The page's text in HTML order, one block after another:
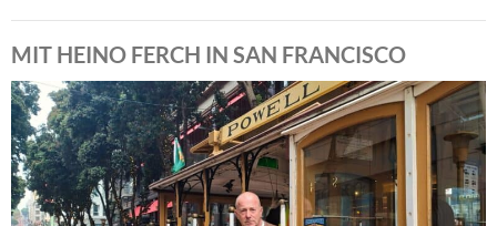
MIT HEINO FERCH IN SAN FRANCISCO